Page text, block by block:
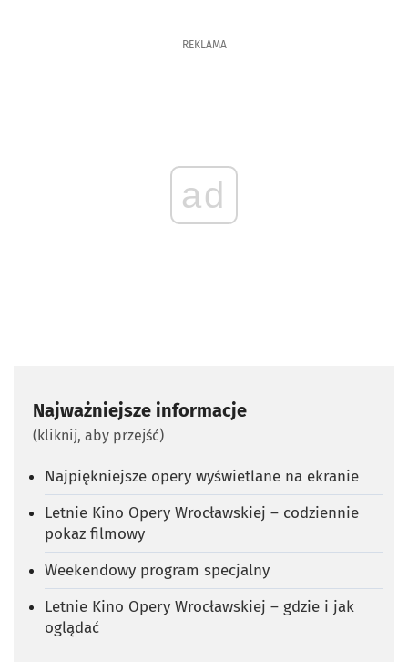
REKLAMA
ad
Najważniejsze informacje
(kliknij, aby przejść)
Najpiękniejsze opery wyświetlane na ekranie
Letnie Kino Opery Wrocławskiej – codziennie
pokaz filmowy
Weekendowy program specjalny
Letnie Kino Opery Wrocławskiej – gdzie i jak
oglądać